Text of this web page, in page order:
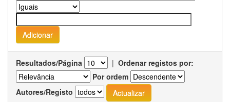
Resultados/Página | Ordenar registos por:
Por ordem
Autores/Registo